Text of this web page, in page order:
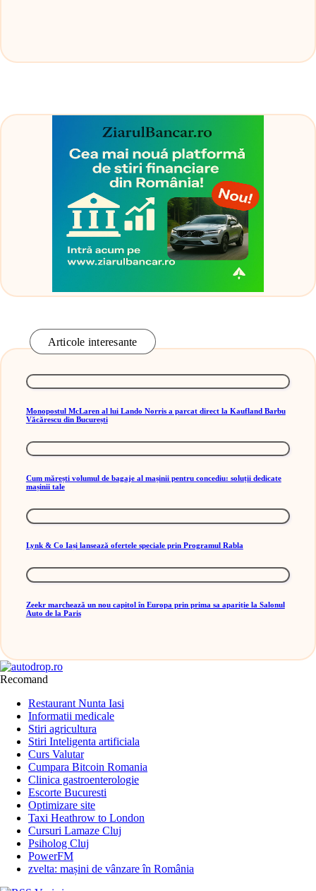
Articole interesante
Monopostul McLaren al lui Lando Norris a parcat direct la Kaufland Barbu
Văcărescu din București
Cum mărești volumul de bagaje al mașinii pentru concediu: soluții dedicate
mașinii tale
Lynk & Co Iași lansează ofertele speciale prin Programul Rabla
Zeekr marchează un nou capitol în Europa prin prima sa apariție la Salonul
Auto de la Paris
Recomand
Restaurant Nunta Iasi
Informatii medicale
Stiri agricultura
Stiri Inteligenta artificiala
Curs Valutar
Cumpara Bitcoin Romania
Clinica gastroenterologie
Escorte Bucuresti
Optimizare site
Taxi Heathrow to London
Cursuri Lamaze Cluj
Psiholog Cluj
PowerFM
zvelta: mașini de vânzare în România